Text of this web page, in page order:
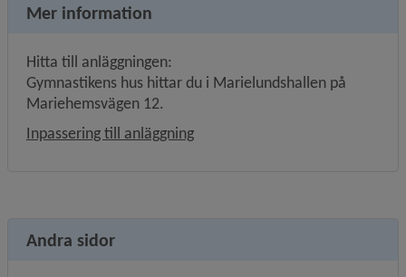
Mer information
Hitta till anläggningen:
Gymnastikens hus hittar du i Marielundshallen på
Mariehemsvägen 12.
Inpassering till anläggning
Andra sidor